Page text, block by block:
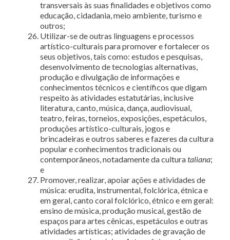
transversais às suas finalidades e objetivos como
educação, cidadania, meio ambiente, turismo e
outros;
Utilizar-se de outras linguagens e processos
artístico-culturais para promover e fortalecer os
seus objetivos, tais como: estudos e pesquisas,
desenvolvimento de tecnologias alternativas,
produção e divulgação de informações e
conhecimentos técnicos e científicos que digam
respeito às atividades estatutárias, inclusive
literatura, canto, música, dança, audiovisual,
teatro, feiras, torneios, exposições, espetáculos,
produções artístico-culturais, jogos e
brincadeiras e outros saberes e fazeres da cultura
popular e conhecimentos tradicionais ou
contemporâneos, notadamente da culturataliana;
e
Promover, realizar, apoiar ações e atividades de
música: erudita, instrumental, folclórica, étnica e
em geral, canto coral folclórico, étnico e em geral:
ensino de música, produção musical, gestão de
espaços para artes cênicas, espetáculos e outras
atividades artísticas; atividades de gravação de